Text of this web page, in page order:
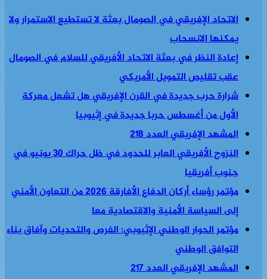
الاتحاد الإفريقي في الصومال بعثة لا تستطيع الاستمرار ولا
يمكنها الانسحاب
إعادة النظر في بعثة الاتحاد الأفريقي للسلام في الصومال
عقب تقليص التمويل الأمريكي
شرارة حرب جديدة في القرن الإفريقي هل تشعل معركة
الأول من أغسطس حربا جديدة في إثيوبيا
المشهد الإفريقي العدد 218
النزوح الأفريقي العابر للحدود في ظل حراك 30 يونيو في
جنوب أفريقيا
مؤتمر رؤساء أركان الدفاع الأفارقة 2026 من التعاون الأمني
إلى السياسة الأمنية والاقتصادية معا
مؤتمر الحوار الوطني الإثيوبي: الفرص والتحديات وآفاق بناء
التوافق الوطني
المشهد الإفريقي العدد 217